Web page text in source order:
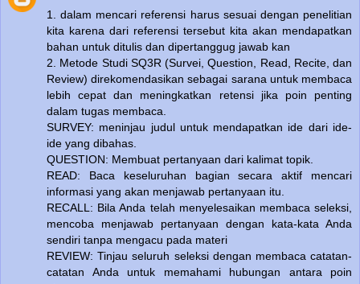
1. dalam mencari referensi harus sesuai dengan penelitian
kita karena dari referensi tersebut kita akan mendapatkan
bahan untuk ditulis dan dipertanggug jawab kan
2. Metode Studi SQ3R (Survei, Question, Read, Recite, dan
Review) direkomendasikan sebagai sarana untuk membaca
lebih cepat dan meningkatkan retensi jika poin penting
dalam tugas membaca.
SURVEY: meninjau judul untuk mendapatkan ide dari ide-
ide yang dibahas.
QUESTION: Membuat pertanyaan dari kalimat topik.
READ: Baca keseluruhan bagian secara aktif mencari
informasi yang akan menjawab pertanyaan itu.
RECALL: Bila Anda telah menyelesaikan membaca seleksi,
mencoba menjawab pertanyaan dengan kata-kata Anda
sendiri tanpa mengacu pada materi
REVIEW: Tinjau seluruh seleksi dengan membaca catatan-
catatan Anda untuk memahami hubungan antara poin